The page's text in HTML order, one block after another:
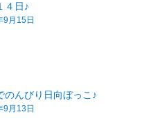
４日♪
9月15日
のんびり日向ぼっこ♪
9月13日